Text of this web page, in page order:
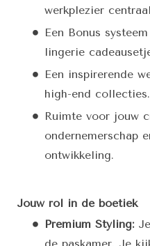
werkplezier
Een Bonus
lingerie
Een inspirerende
high-end collecties.
Ruimte voor jouw
ondernemerschap
ontwikkeling.
Jouw rol in de boetiek
Premium Styling: